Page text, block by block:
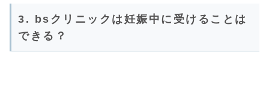
3. bsクリニックは妊娠中に受けることは
できる？